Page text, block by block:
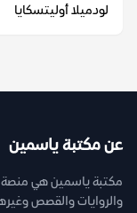
لودميلا أوليتسكايا
عن مكتبة ياسمين
مكتبة ياسمين هي منصة